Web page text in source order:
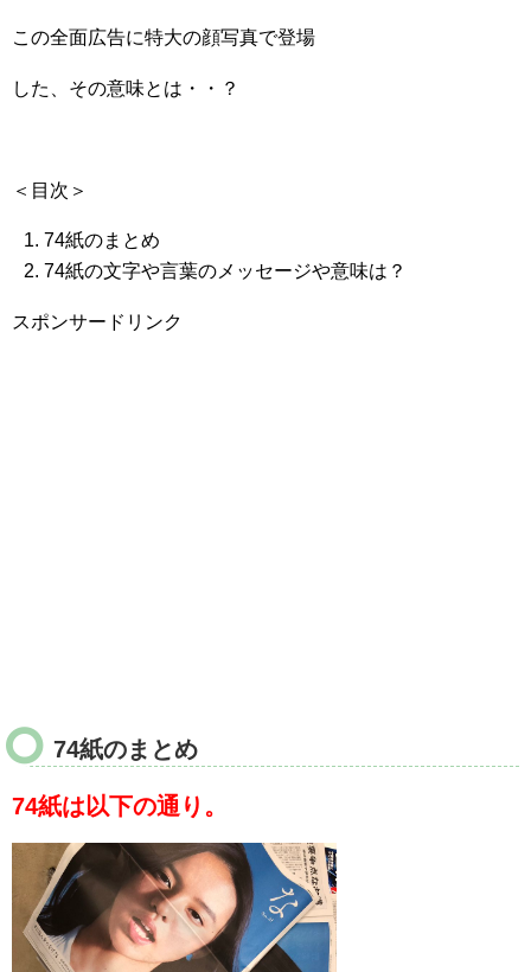
この全面広告に特大の顔写真で登場
した、その意味とは・・？
＜目次＞
74紙のまとめ
74紙の文字や言葉のメッセージや意味は？
スポンサードリンク
74紙のまとめ
74紙は以下の通り。